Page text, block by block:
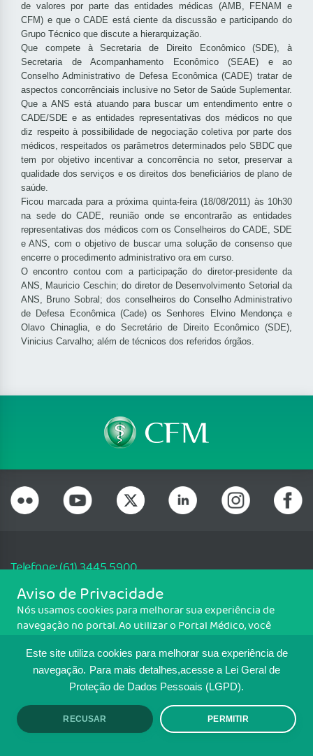
Este site utiliza cookies para melhorar sua experiência de
navegação. Para mais detalhes,acesse a Lei Geral de
Proteção de Dados Pessoais (LGPD).
RECUSAR PERMITIR
de valores por parte das entidades médicas (AMB, FENAM e
CFM) e que o CADE está ciente da discussão e participando do
Grupo Técnico que discute a hierarquização.
Que compete à Secretaria de Direito Econômico (SDE), à
Secretaria de Acompanhamento Econômico (SEAE) e ao
Conselho Administrativo de Defesa Econômica (CADE) tratar de
aspectos concorrênciais inclusive no Setor de Saúde Suplementar.
Que a ANS está atuando para buscar um entendimento entre o
CADE/SDE e as entidades representativas dos médicos no que
diz respeito à possibilidade de negociação coletiva por parte dos
médicos, respeitados os parâmetros determinados pelo SBDC que
tem por objetivo incentivar a concorrência no setor, preservar a
qualidade dos serviços e os direitos dos beneficiários de plano de
saúde.
Ficou marcada para a próxima quinta-feira (18/08/2011) às 10h30
na sede do CADE, reunião onde se encontrarão as entidades
representativas dos médicos com os Conselheiros do CADE, SDE
e ANS, com o objetivo de buscar uma solução de consenso que
encerre o procedimento administrativo ora em curso.
O encontro contou com a participação do diretor-presidente da
ANS, Mauricio Ceschin; do diretor de Desenvolvimento Setorial da
ANS, Bruno Sobral; dos conselheiros do Conselho Administrativo
de Defesa Econômica (Cade) os Senhores Elvino Mendonça e
Olavo Chinaglia, e do Secretário de Direito Econômico (SDE),
Vinicius Carvalho; além de técnicos dos referidos órgãos.
Telefone: (61) 3445 5900
Email: cfm@portalmedico.org.br
SGAS 616, Conjunto D, Lote 115, L2 Sul, Brasília/DF - CEP: 70200-760 -
CNPJ: 33.583.550/0001-30
MAPA DO SITE
TRANSPARÊNCIA E PRESTAÇÃO DE
CONTAS
Aviso de Privacidade
Nós usamos cookies para melhorar sua experiência de
navegação no portal. Ao utilizar o Portal Médico, você
Para ter mais informações sobre como isso é feito, acesse
Política de cookies. Se você concorda, clique em ACEITO.
ACEITO